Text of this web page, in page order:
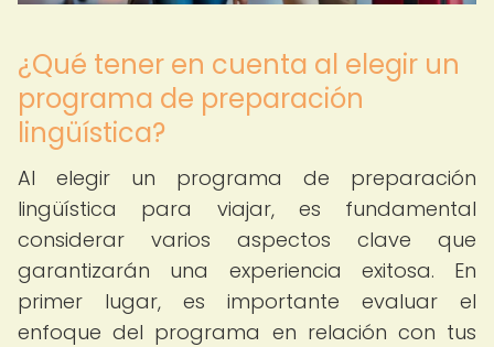
¿Qué tener en cuenta al elegir un
programa de preparación
lingüística?
Al elegir un programa de preparación
lingüística para viajar, es fundamental
considerar varios aspectos clave que
garantizarán una experiencia exitosa. En
primer lugar, es importante evaluar el
enfoque del programa en relación con tus